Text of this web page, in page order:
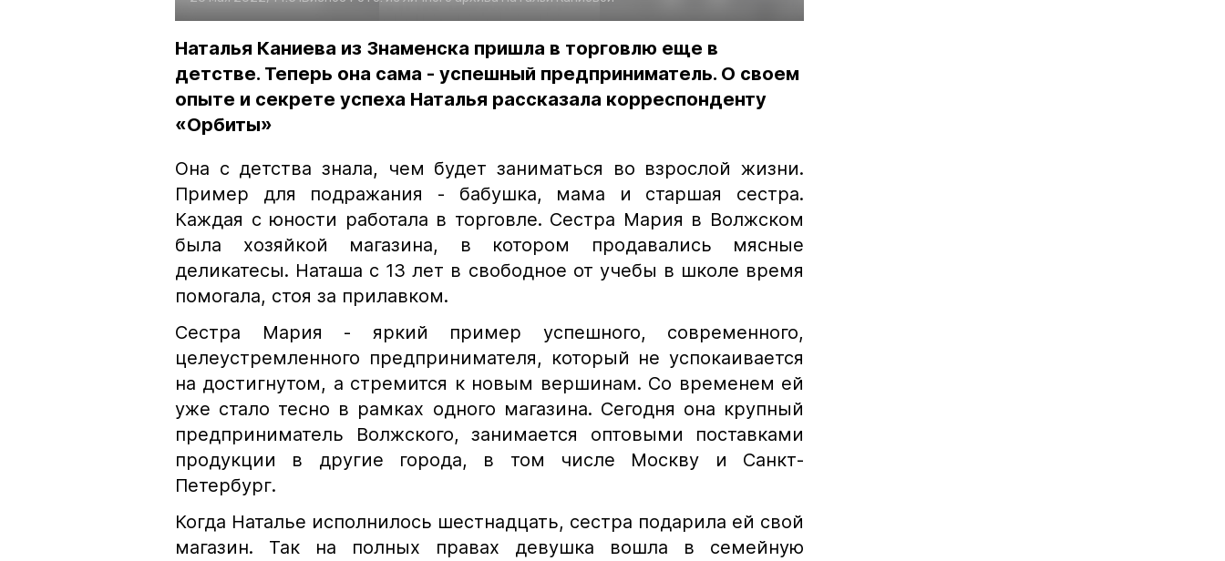
Наталья Каниева из Знаменска пришла в торговлю еще в
детстве. Теперь она сама - успешный предприниматель. О своем
опыте и секрете успеха Наталья рассказала корреспонденту
«Орбиты»
Она с детства знала, чем будет заниматься во взрослой жизни.
Пример для подражания - бабушка, мама и старшая сестра.
Каждая с юности работала в торговле. Сестра Мария в Волжском
была хозяйкой магазина, в котором продавались мясные
деликатесы. Наташа с 13 лет в свободное от учебы в школе время
помогала, стоя за прилавком.
Сестра Мария - яркий пример успешного, современного,
целеустремленного предпринимателя, который не успокаивается
на достигнутом, а стремится к новым вершинам. Со временем ей
уже стало тесно в рамках одного магазина. Сегодня она крупный
предприниматель Волжского, занимается оптовыми поставками
продукции в другие города, в том числе Москву и Санкт-
Петербург.
Когда Наталье исполнилось шестнадцать, сестра подарила ей свой
магазин. Так на полных правах девушка вошла в семейную